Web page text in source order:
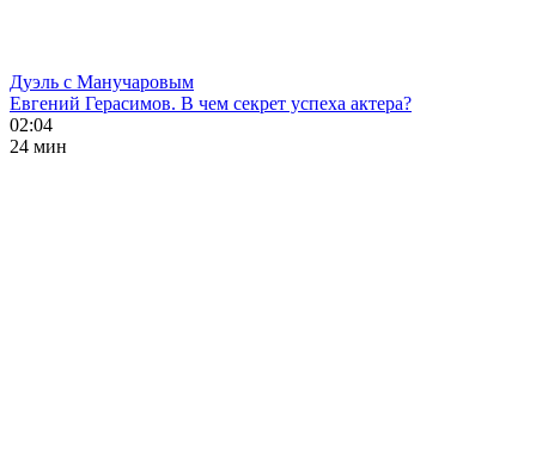
Дуэль с Манучаровым
Евгений Герасимов. В чем секрет успеха актера?
02:04
24 мин